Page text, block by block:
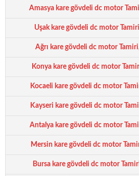
Amasya kare gövdeli dc motor
Uşak kare gövdeli dc motor Tamiri,
Ağrı kare gövdeli dc motor Tamiri,
Konya kare gövdeli dc motor
Kocaeli kare gövdeli dc motor
Kayseri kare gövdeli dc motor
Antalya kare gövdeli dc motor
Mersin kare gövdeli dc motor
Bursa kare gövdeli dc motor